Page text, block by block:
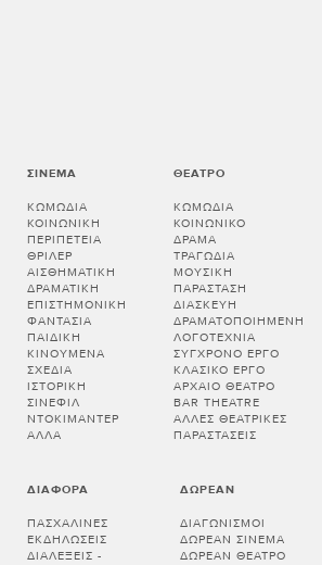
ΣΙΝΕΜΆ
ΚΩΜΩΔΊΑ
ΚΟΙΝΩΝΙΚΉ
ΠΕΡΙΠΈΤΕΙΑ
ΘΡΊΛΕΡ
ΑΙΣΘΗΜΑΤΙΚΉ
ΔΡΑΜΑΤΙΚΉ
ΕΠΙΣΤΗΜΟΝΙΚΉ
ΦΑΝΤΑΣΊΑ
ΠΑΙΔΙΚΉ
ΚΙΝΟΎΜΕΝΑ
ΣΧΈΔΙΑ
ΙΣΤΟΡΙΚΉ
ΣΙΝΕΦΊΛ
ΝΤΟΚΙΜΑΝΤΈΡ
ΆΛΛΑ
ΘΈΑΤΡΟ
ΚΩΜΩΔΊΑ
ΚΟΙΝΩΝΙΚΌ
ΔΡΆΜΑ
ΤΡΑΓΩΔΊΑ
ΜΟΥΣΙΚΉ
ΠΑΡΆΣΤΑΣΗ
ΔΙΑΣΚΕΥΉ
ΔΡΑΜΑΤΟΠΟΙΗΜΈΝΗ
ΛΟΓΟΤΕΧΝΊΑ
ΣΎΓΧΡΟΝΟ ΈΡΓΟ
ΚΛΑΣΙΚΌ ΈΡΓΟ
ΑΡΧΑΊΟ ΘΈΑΤΡΟ
BAR THEATRE
ΆΛΛΕΣ ΘΕΑΤΡΙΚΈΣ
ΠΑΡΑΣΤΆΣΕΙΣ
ΔΙΆΦΟΡΑ
ΠΑΣΧΑΛΙΝΈΣ
ΕΚΔΗΛΏΣΕΙΣ
ΔΙΑΛΕΞΕΙΣ -
ΔΩΡΕΆΝ
ΔΙΑΓΩΝΙΣΜΟΊ
ΔΩΡΕΆΝ ΣΙΝΕΜΆ
ΔΩΡΕΆΝ ΘΈΑΤΡΟ